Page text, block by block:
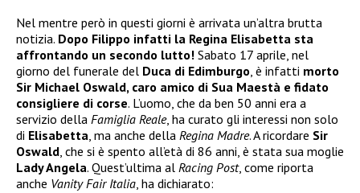
Nel mentre però in questi giorni è arrivata un’altra brutta
notizia. Dopo Filippo infatti la Regina Elisabetta sta
affrontando un secondo lutto! Sabato 17 aprile, nel
giorno del funerale del Duca di Edimburgo, è infatti morto
Sir Michael Oswald, caro amico di Sua Maestà e fidato
consigliere di corse. L’uomo, che da ben 50 anni era a
servizio della Famiglia Reale, ha curato gli interessi non solo
di Elisabetta, ma anche della Regina Madre. A ricordare Sir
Oswald, che si è spento all’età di 86 anni, è stata sua moglie
Lady Angela. Quest’ultima al Racing Post, come riporta
anche Vanity Fair Italia, ha dichiarato: